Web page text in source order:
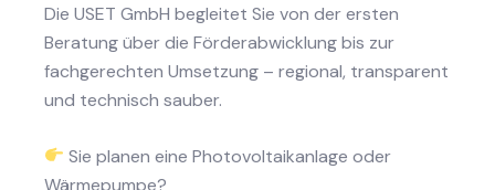
Die USET GmbH begleitet Sie von der ersten
Beratung über die Förderabwicklung bis zur
fachgerechten Umsetzung – regional, transparent
und technisch sauber.
Sie planen eine Photovoltaikanlage oder
Wärmepumpe?